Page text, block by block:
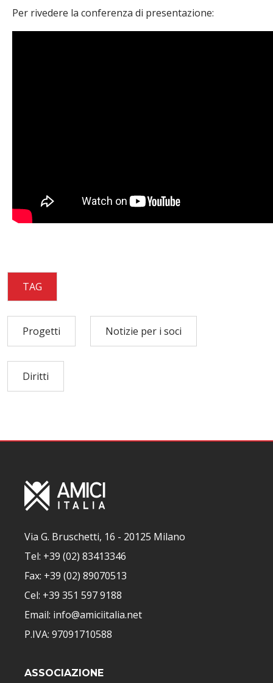
Per rivedere la conferenza di presentazione:
TAG
Progetti Notizie per i soci
Diritti
Via G. Bruschetti, 16 - 20125 Milano
Tel: +39 (02) 83413346
Fax: +39 (02) 89070513
Cel: +39 351 597 9188
Email: info@amiciitalia.net
P.IVA: 97091710588
ASSOCIAZIONE